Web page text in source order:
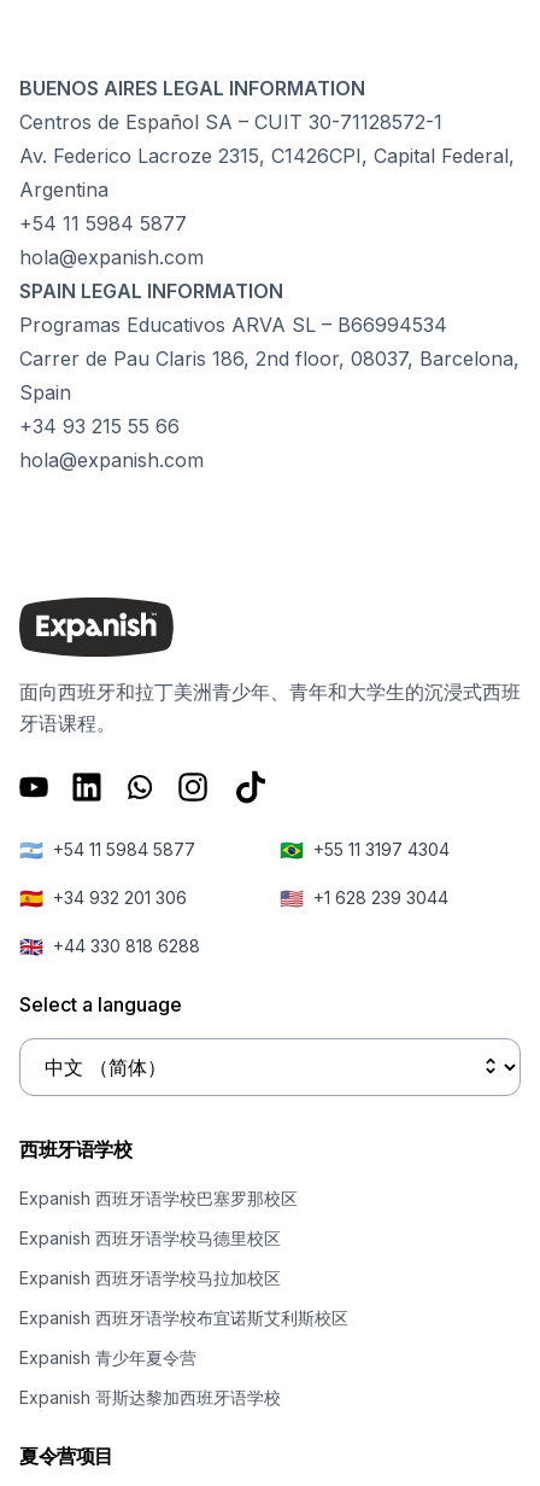
BUENOS AIRES LEGAL INFORMATION
Centros de Español SA – CUIT 30-71128572-1
Av. Federico Lacroze 2315, C1426CPI, Capital Federal,
Argentina
+54 11 5984 5877
hola@expanish.com
SPAIN LEGAL INFORMATION
Programas Educativos ARVA SL – B66994534
Carrer de Pau Claris 186, 2nd floor, 08037, Barcelona,
Spain
+34 93 215 55 66
hola@expanish.com
面向西班牙和拉丁美洲青少年、青年和大学生的沉浸式西班
牙语课程。
🇦🇷 +54 11 5984 5877 🇧🇷 +55 11 3197 4304
🇪🇸 +34 932 201 306 🇺🇸 +1 628 239 3044
🇬🇧 +44 330 818 6288
Select a language
西班牙语学校
Expanish 西班牙语学校巴塞罗那校区
Expanish 西班牙语学校马德里校区
Expanish 西班牙语学校马拉加校区
Expanish 西班牙语学校布宜诺斯艾利斯校区
Expanish 青少年夏令营
Expanish 哥斯达黎加西班牙语学校
夏令营项目